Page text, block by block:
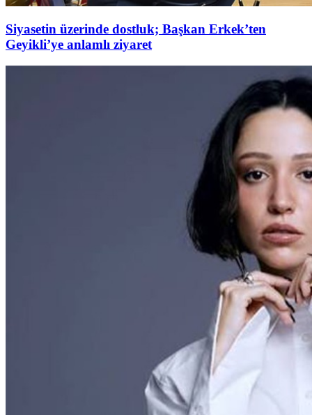
Siyasetin üzerinde dostluk; Başkan Erkek’ten
Geyikli’ye anlamlı ziyaret